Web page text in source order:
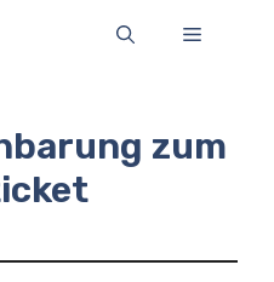
Menü
zum